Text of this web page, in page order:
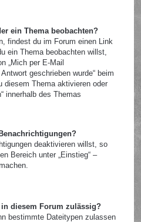
ein Thema beobachten?
findest du im Forum einen Link
ein Thema beobachten willst,
„Mich per E-Mail
geschrieben wurde“ beim
diesem Thema aktivieren oder
innerhalb des Themas
deaktivieren willst, so
Bereich unter „Einstieg“ –
diesem Forum zulässig?
bestimmte Dateitypen zulassen